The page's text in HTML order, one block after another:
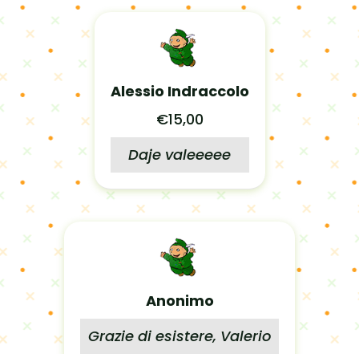
Alessio Indraccolo
€15,00
Daje valeeeee
Anonimo
Grazie di esistere, Valerio